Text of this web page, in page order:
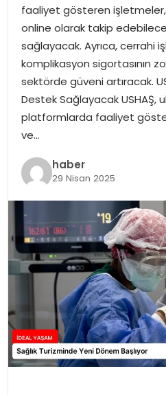
YAŞAM
MAGAZIN
SAĞLIK
SOSYAL HABER
faaliyet gösteren
online olarak takip
sağlayacak. Ayrıca, cerrahi
komplikasyon sigortasının
sektörde güveni artıracak.
Destek Sağlayacak USHAŞ,
platformlarda faaliyet
ve…
haber
29 Nisan 2025